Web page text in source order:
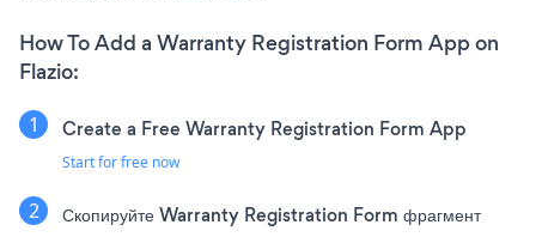
How To Add a Warranty Registration Form App on
Flazio:
Create a Free Warranty Registration Form App
Start for free now
Скопируйте Warranty Registration Form фрагмент